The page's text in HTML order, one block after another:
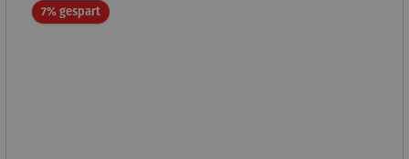
7% gespartRabatt